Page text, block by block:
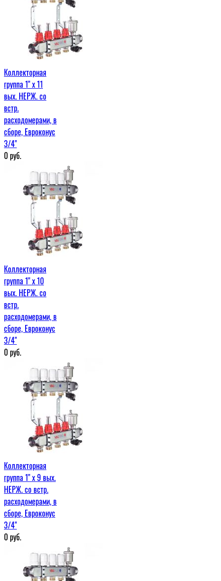
Коллекторная
группа 1" х 11
вых. НЕРЖ. со
встр.
расходомерами, в
сборе, Евроконус
3/4"
0руб.
Коллекторная
группа 1" х 10
вых. НЕРЖ. со
встр.
расходомерами, в
сборе, Евроконус
3/4"
0руб.
Коллекторная
группа 1" х 9 вых.
НЕРЖ. со встр.
расходомерами, в
сборе, Евроконус
3/4"
0руб.